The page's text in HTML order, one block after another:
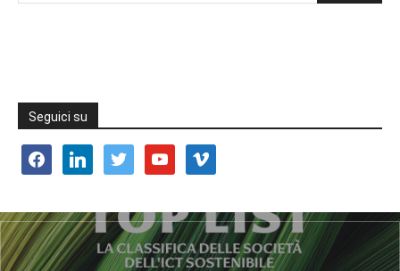
Seguici su
facebooklinkedin twitter youtube vimeo